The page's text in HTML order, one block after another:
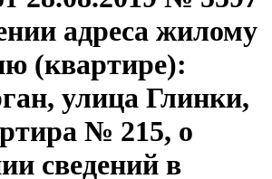
адреса жилому
(квартире):
улица Глинки,
№ 215, о
сведений в